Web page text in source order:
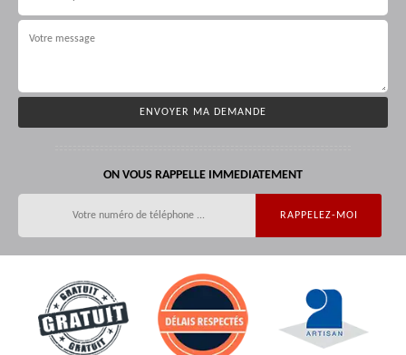
ON VOUS RAPPELLE IMMEDIATEMENT